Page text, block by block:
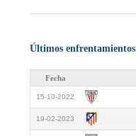
Últimos enfrentamientos
Fecha
15-10-2022
19-02-2023